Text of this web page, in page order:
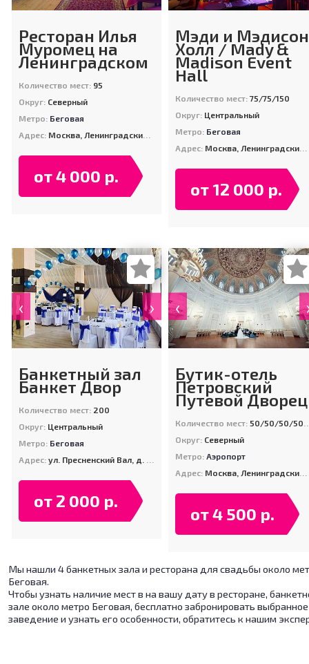
Ресторан Илья
Муромец на
Ленинградском
Количество мест: 95
Округ: Северный
Метро: Беговая
Адрес: Москва, Ленинградский пр-т., д. 23
от 4 000 р.
Мэди и Мэдисон
Холл / Mady &
Madison Event
Hall
Количество мест: 75/75/150
Округ: Центральный
Метро: Беговая
Адрес: Москва, Ленинградский проспект 31А
от 12 000 р.
‹ ›
Банкетный зал
Банкет Двор
Количество мест: 200
Округ: Центральный
Метро: Беговая
Адрес:ул. Пресненский Вал, д. 19, стр. 1
от 2 000 р.
‹
Бутик-отель
Петровский
Путевой Дворец
Количество мест: 50/50/50/50/50/100/120 /120
Округ: Северный
Метро: Аэропорт
Адрес: Москва, Ленинградский пр-т, д. 40
от 4 500 р.
Мы нашли 4 банкетных зала и ресторана для свадьбы около
Беговая.
Чтобы узнать наличие мест в на вашу дату в ресторане,
зале около метро Беговая, бесплатно забронировать выбранное
заведение и узнать его особенности, обратитесь к нашим